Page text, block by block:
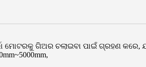
ଗିଅର ଚଲାଇବା ପାଇଁ ଗ୍ରହଣ କରେ,